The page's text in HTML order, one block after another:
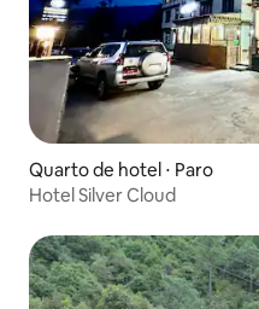
Quarto de hotel ⋅ Paro
Hotel Silver Cloud